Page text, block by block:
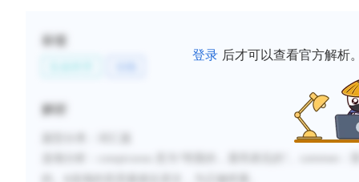
登录 后才可以查看官方解析
标签
解析